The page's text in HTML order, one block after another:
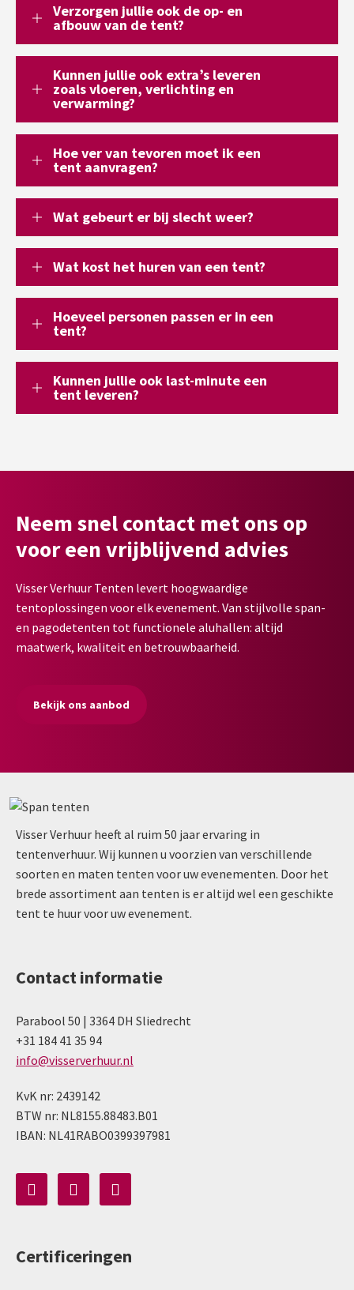
Verzorgen jullie ook de op- en
afbouw van de tent?
Kunnen jullie ook extra’s leveren
zoals vloeren, verlichting en
verwarming?
Hoe ver van tevoren moet ik een
tent aanvragen?
Wat gebeurt er bij slecht weer?
Wat kost het huren van een tent?
Hoeveel personen passen er in een
tent?
Kunnen jullie ook last-minute een
tent leveren?
Neem snel contact met ons op
voor een vrijblijvend advies
Visser Verhuur Tenten levert hoogwaardige
tentoplossingen voor elk evenement. Van stijlvolle span-
en pagodetenten tot functionele aluhallen: altijd
maatwerk, kwaliteit en betrouwbaarheid.
Bekijk ons aanbod
Visser Verhuur heeft al ruim 50 jaar ervaring in
tentenverhuur. Wij kunnen u voorzien van verschillende
soorten en maten tenten voor uw evenementen. Door het
brede assortiment aan tenten is er altijd wel een geschikte
tent te huur voor uw evenement.
Contact informatie
Parabool 50 | 3364 DH Sliedrecht
+31 184 41 35 94
info@visserverhuur.nl
KvK nr: 2439142
BTW nr: NL8155.88483.B01
IBAN: NL41RABO0399397981
Certificeringen